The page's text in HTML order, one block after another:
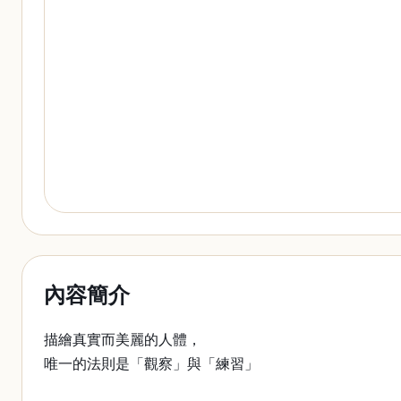
內容簡介
描繪真實而美麗的人體，
唯一的法則是「觀察」與「練習」